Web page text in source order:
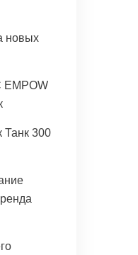
новых
EMPOW
Танк 300